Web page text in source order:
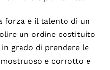
forza e il talento di un
un ordine costituito
grado di prendere le
e corrotto e